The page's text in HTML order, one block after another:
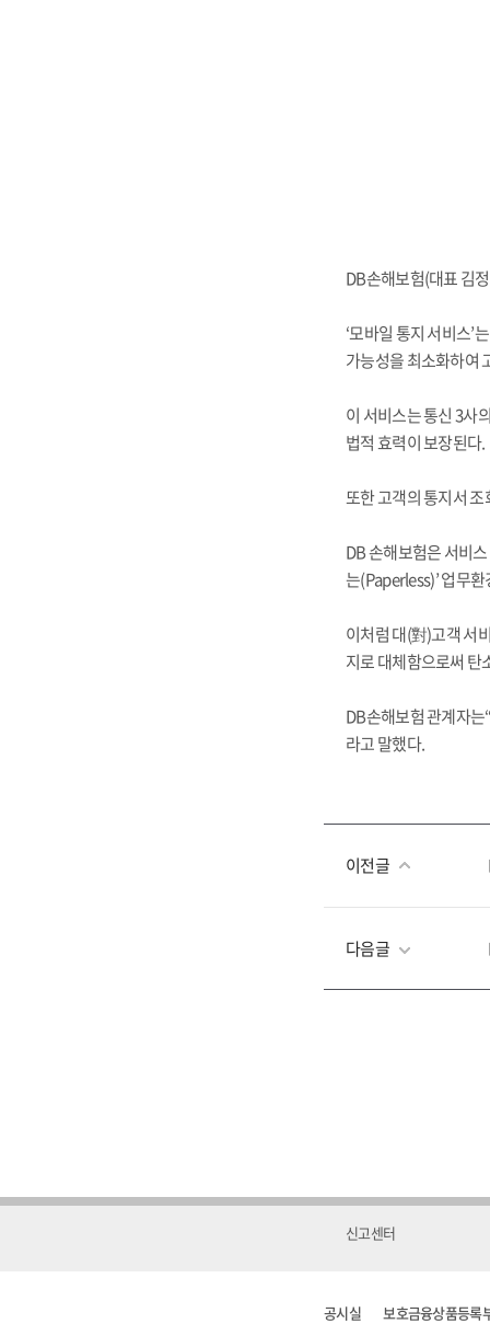
DB손해보험(대표 김
‘모바일 통지 서비스’
가능성을 최소화하여
이 서비스는 통신 3사
법적 효력이 보장된다.
또한 고객의 통지서
DB 손해보험은 서비
는(Paperless)’ 업무
이처럼 대(對)고객 서
지로 대체함으로써
DB손해보험 관계자
라고 말했다.
이전글
다음글
신고센터
공시실 보호금융상품등록